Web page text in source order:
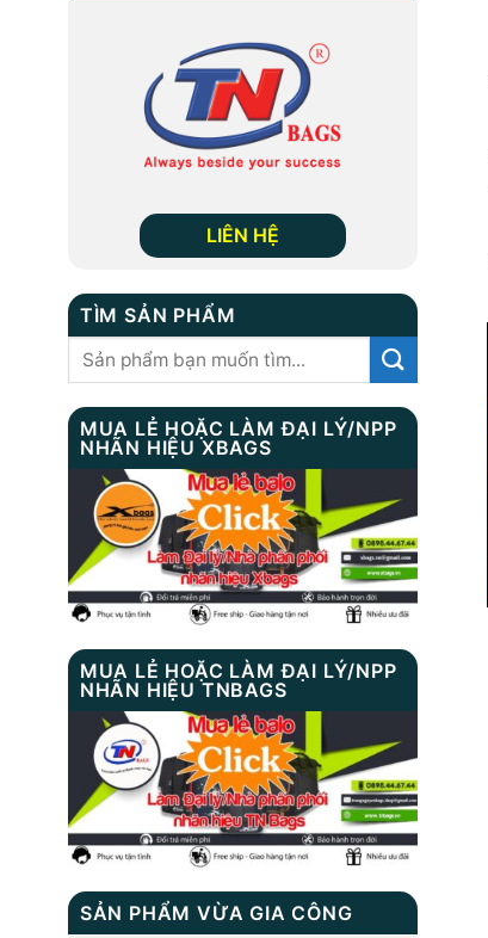
LIÊN HỆ
TÌM SẢN PHẨM
Tìm
MUA LẺ HOẶC LÀM ĐẠI LÝ/NPP
NHÃN HIỆU XBAGS
MUA LẺ HOẶC LÀM ĐẠI LÝ/NPP
NHÃN HIỆU TNBAGS
SẢN PHẨM VỪA GIA CÔNG